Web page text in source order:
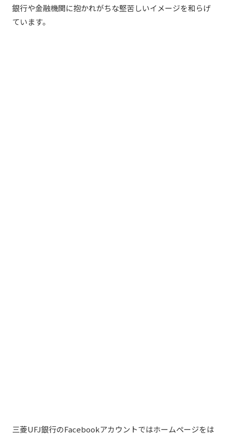
銀行や金融機関に抱かれがちな堅苦しいイメージを和らげ
ています。
三菱UFJ銀行のFacebookアカウントではホームページをは